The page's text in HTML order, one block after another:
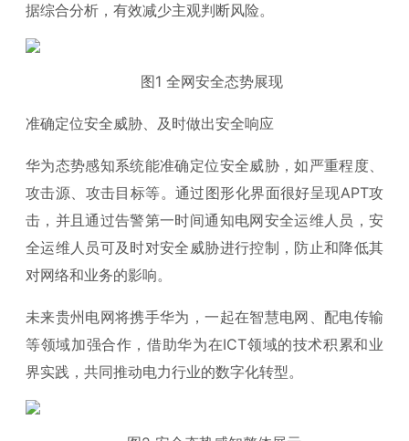
据综合分析，有效减少主观判断风险。
图1 全网安全态势展现
准确定位安全威胁、及时做出安全响应
华为态势感知系统能准确定位安全威胁，如严重程度、
攻击源、攻击目标等。通过图形化界面很好呈现APT攻
击，并且通过告警第一时间通知电网安全运维人员，安
全运维人员可及时对安全威胁进行控制，防止和降低其
对网络和业务的影响。
未来贵州电网将携手华为，一起在智慧电网、配电传输
等领域加强合作，借助华为在ICT领域的技术积累和业
界实践，共同推动电力行业的数字化转型。